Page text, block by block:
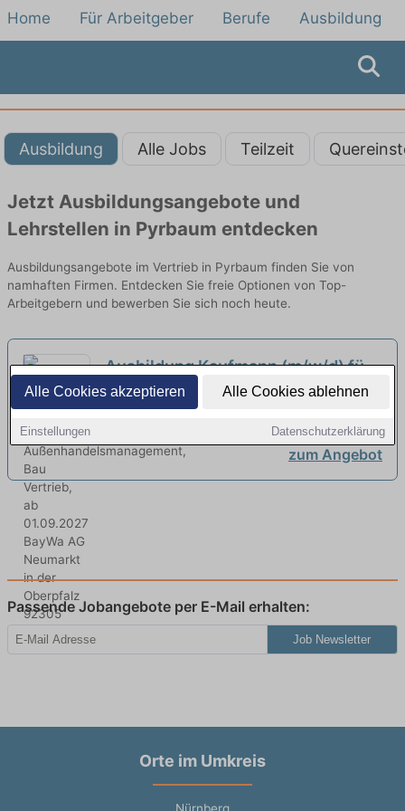
Alle Cookies akzeptieren Alle Cookies ablehnen
Einstellungen Datenschutzerklärung
Home Für Arbeitgeber Berufe Ausbildung
Ausbildung Alle Jobs Teilzeit
Jetzt Ausbildungsangebote und
Lehrstellen in Pyrbaum entdecken
Ausbildungsangebote im Vertrieb in Pyrbaum finden Sie von
namhaften Firmen. Entdecken Sie freie Optionen von Top-
Arbeitgebern und bewerben Sie sich noch heute.
Ausbildung Kaufmann (m/w/d) für
Groß- und
Außenhandelsmanagement, Bau
Vertrieb, ab 01.09.2027 neu
BayWa AG | Neumarkt in der Oberpfalz
zum Angebot
Passende Jobangebote per E-Mail erhalten:
Job Newsletter
Orte im Umkreis